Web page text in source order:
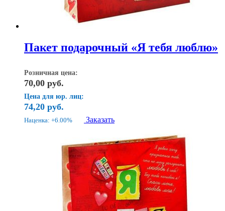
Пакет подарочный «Я тебя люблю»
Розничная цена:
70,00 руб.
Цена для юр. лиц:
74,20 руб.
Наценка: +6.00% Заказать